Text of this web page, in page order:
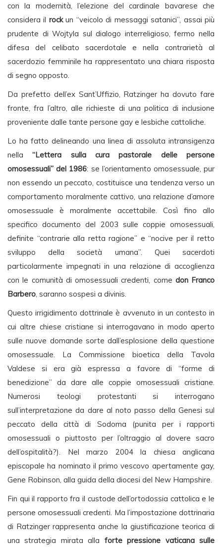
con la modernità, l’elezione del cardinale bavarese che
considera il rockun “veicolo di messaggi satanici”, assai più
prudente di Wojtyla sul dialogo interreligioso, fermo nella
difesa del celibato sacerdotale e nella contrarietà al
sacerdozio femminile ha rappresentato una chiara risposta
di segno opposto.
Da prefetto dell’ex Sant’Uffizio, Ratzinger ha dovuto fare
fronte, fra l’altro, alle richieste di una politica di inclusione
proveniente dalle tante persone gay e lesbiche cattoliche.
Lo ha fatto delineando una linea di assoluta intransigenza
nella“Lettera sulla cura pastorale delle persone
omosessuali” del 1986: se l’orientamento omosessuale, pur
non essendo un peccato, costituisce una tendenza verso un
comportamento moralmente cattivo, una relazione d’amore
omosessuale è moralmente accettabile. Così fino allo
specifico documento del 2003 sulle coppie omosessuali,
definite “contrarie alla retta ragione” e “nocive per il retto
sviluppo della società umana”. Quei sacerdoti
particolarmente impegnati in una relazione di accoglienza
con le comunità di omosessuali credenti, come don Franco
Barbero, saranno sospesi a divinis.
Questo irrigidimento dottrinale è avvenuto in un contesto in
cui altre chiese cristiane si interrogavano in modo aperto
sulle nuove domande sorte dall’esplosione della questione
omosessuale. La Commissione bioetica della Tavola
Valdese si era già espressa a favore di “forme di
benedizione” da dare alle coppie omosessuali cristiane.
Numerosi teologi protestanti si interrogano
sull’interpretazione da dare al noto passo della Genesi sul
peccato della città di Sodoma (punita per i rapporti
omosessuali o piuttosto per l’oltraggio al dovere sacro
dell’ospitalità?). Nel marzo 2004 la chiesa anglicana
episcopale ha nominato il primo vescovo apertamente gay,
Gene Robinson, alla guida della diocesi del New Hampshire.
Fin qui il rapporto fra il custode dell’ortodossia cattolica e le
persone omosessuali credenti. Ma l’impostazione dottrinaria
di Ratzinger rappresenta anche la giustificazione teorica di
una strategia mirata alla forte pressione vaticana sulle